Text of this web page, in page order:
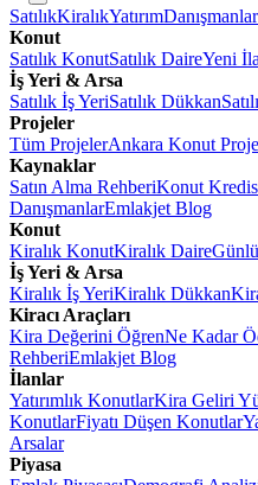
SatılıkKiralıkYatırımDanışmanlar
Konut
Satılık KonutSatılık DaireYeni
İş Yeri & Arsa
Satılık İş YeriSatılık Dükkan
Projeler
Tüm ProjelerAnkara Konut
Kaynaklar
Satın Alma RehberiKonut
DanışmanlarEmlakjet Blog
Konut
Kiralık KonutKiralık Daire
İş Yeri & Arsa
Kiralık İş YeriKiralık Dükkan
Kiracı Araçları
Kira Değerini ÖğrenNe Kadar
RehberiEmlakjet Blog
İlanlar
Yatırımlık KonutlarKira Geliri
KonutlarFiyatı Düşen Konutlar
Arsalar
Piyasa